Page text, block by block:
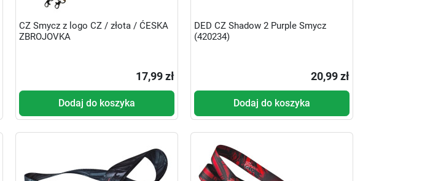
CZ Smycz z logo CZ / złota / ĆESKA
ZBROJOVKA
17,99 zł
Dodaj do koszyka
DED CZ Shadow 2 Purple Smycz
(420234)
20,99 zł
Dodaj do koszyka